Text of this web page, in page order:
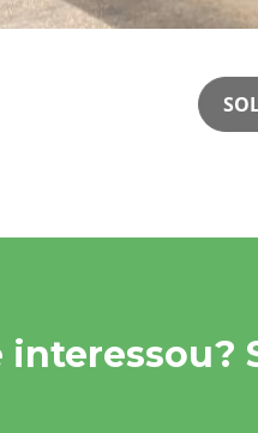
interessou?